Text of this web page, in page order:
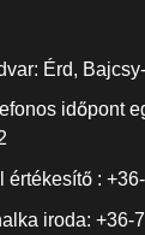
Érd,
időpont
értékesítő :
iroda: +36-